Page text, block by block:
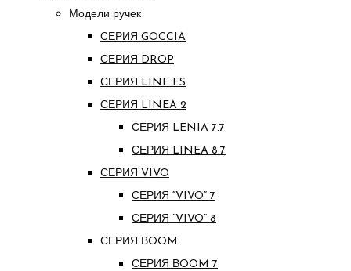
Модели ручек
СЕРИЯ GOCCIA
СЕРИЯ DROP
СЕРИЯ LINE FS
СЕРИЯ LINEA 2
СЕРИЯ LENIA 7.7
СЕРИЯ LINEA 8.7
СЕРИЯ VIVO
СЕРИЯ “VIVO” 7
СЕРИЯ “VIVO” 8
СЕРИЯ ВOOM
СЕРИЯ ВOOM 7